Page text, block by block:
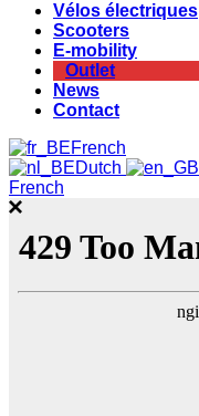
Vélos électriques
Scooters
E-mobility
Outlet
News
Contact
French
Dutch
French